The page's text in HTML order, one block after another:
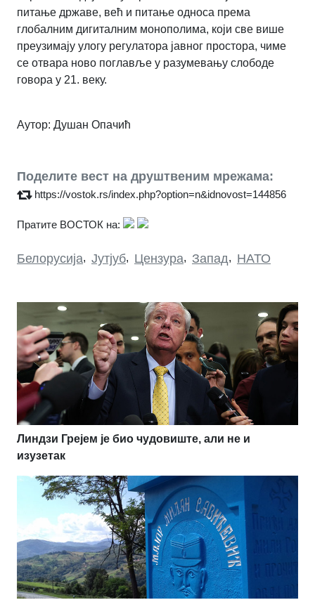
питање државе, већ и питање односа према
глобалним дигиталним монополима, који све више
преузимају улогу регулатора јавног простора, чиме
се отвара ново поглавље у разумевању слободе
говора у 21. веку.
Аутор: Душан Опачић
Поделите вест на друштвеним мрежама:
https://vostok.rs/index.php?option=n&idnovost=144856
Пратите ВОСТОК на:
Белорусија, Јутјуб, Цензура, Запад, НАТО
Линдзи Грејем је био чудовиште, али не и
изузетак